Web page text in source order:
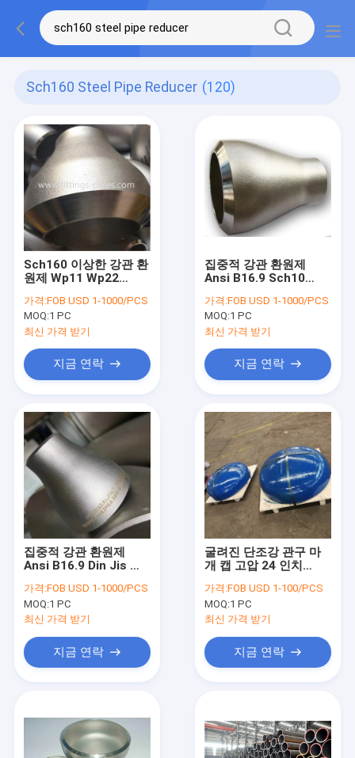
Sch160 Steel Pipe Reducer (120)
Sch160 이상한 강관 환
원제 Wp11 Wp22
가격:FOB USD 1-1000/PCS
MOQ:1 PC
최신 가격 받기
지금 연락
집중적 강관 환원제
Ansi B16.9 Sch10
가격:FOB USD 1-1000/PCS
MOQ:1 PC
최신 가격 받기
지금 연락
집중적 강관 환원제
Ansi B16.9 Din Jis 표
가격:FOB USD 1-1000/PCS
MOQ:1 PC
최신 가격 받기
지금 연락
굴려진 단조강 관구 마
개 캡 고압 24 인치
가격:FOB USD 1-100/PCS
MOQ:1 PC
최신 가격 받기
지금 연락